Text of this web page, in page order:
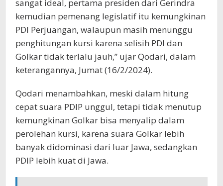
sangat ideal, pertama presiden dari Gerindra
kemudian pemenang legislatif itu kemungkinan
PDI Perjuangan, walaupun masih menunggu
penghitungan kursi karena selisih PDI dan
Golkar tidak terlalu jauh,” ujar Qodari, dalam
keterangannya, Jumat (16/2/2024).
Qodari menambahkan, meski dalam hitung
cepat suara PDIP unggul, tetapi tidak menutup
kemungkinan Golkar bisa menyalip dalam
perolehan kursi, karena suara Golkar lebih
banyak didominasi dari luar Jawa, sedangkan
PDIP lebih kuat di Jawa.